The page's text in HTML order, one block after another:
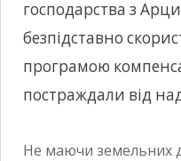
господарства з
безпідставно
програмою
постраждали від
Не маючи земельних